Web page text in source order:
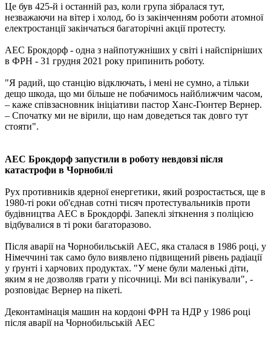
Це був 425-й і останній раз, коли група зібралася тут,
незважаючи на вітер і холод, бо із закінченням роботи атомної
електростанції закінчаться багаторічні акції протесту.
АЕС Брокдорф - одна з найпотужніших у світі і найспірніших
в ФРН - 31 грудня 2021 року припинить роботу.
"Я радий, що станцію відключать, і мені не сумно, а тільки
дещо шкода, що ми більше не побачимось найближчим часом,
– каже співзасновник ініціативи пастор Ханс-Гюнтер Вернер.
– Спочатку ми не вірили, що нам доведеться так довго тут
стояти".
АЕС Брокдорф запустили в роботу невдовзі після
катастрофи в Чорнобилі
Рух противників ядерної енергетики, який розростається, ще в
1980-ті роки об'єднав сотні тисяч протестувальників проти
будівництва АЕС в Брокдорфі. Запеклі зіткнення з поліцією
відбувалися в ті роки багаторазово.
Після аварії на Чорнобильській АЕС, яка сталася в 1986 році, у
Німеччині так само було виявлено підвищений рівень радіації
у ґрунті і харчових продуктах. "У мене були маленькі діти,
яким я не дозволяв грати у пісочниці. Ми всі панікували", -
розповідає Вернер на пікеті.
Деконтамінація машин на кордоні ФРН та НДР у 1986 році
після аварії на Чорнобильській АЕС